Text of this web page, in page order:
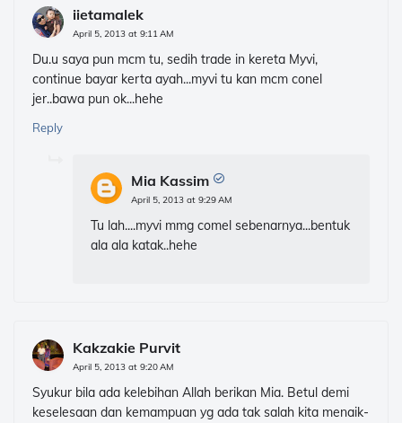
iietamalek
April 5, 2013 at 9:11 AM
Du.u saya pun mcm tu, sedih trade in kereta Myvi,
continue bayar kerta ayah...myvi tu kan mcm conel
jer..bawa pun ok...hehe
Reply
Mia Kassim
April 5, 2013 at 9:29 AM
Tu lah....myvi mmg comel sebenarnya...bentuk
ala ala katak..hehe
Kakzakie Purvit
April 5, 2013 at 9:20 AM
Syukur bila ada kelebihan Allah berikan Mia. Betul demi
keselesaan dan kemampuan yg ada tak salah kita menaik-